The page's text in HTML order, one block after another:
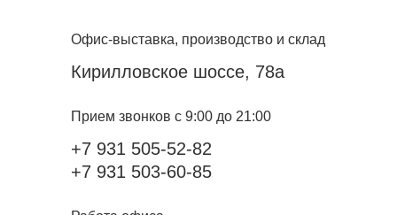
Офис-выставка, производство и склад
Кирилловское шоссе, 78а
Прием звонков с 9:00 до 21:00
+7 931 505-52-82
+7 931 503-60-85